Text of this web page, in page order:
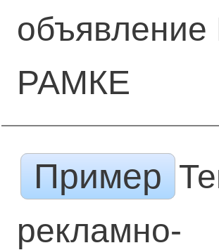
объявление
РАМКЕ
Пример
рекламно-